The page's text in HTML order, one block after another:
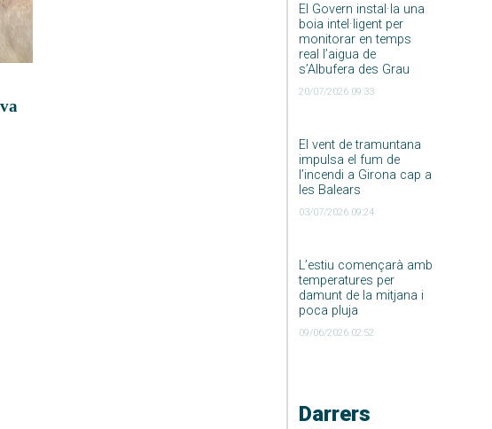
El Govern instal·la una
boia intel·ligent per
monitorar en temps
real l’aigua de
s’Albufera des Grau
20/07/2026 09:33
El vent de tramuntana
impulsa el fum de
l’incendi a Girona cap a
les Balears
03/07/2026 09:24
L’estiu començarà amb
temperatures per
damunt de la mitjana i
poca pluja
09/06/2026 02:52
Darrers